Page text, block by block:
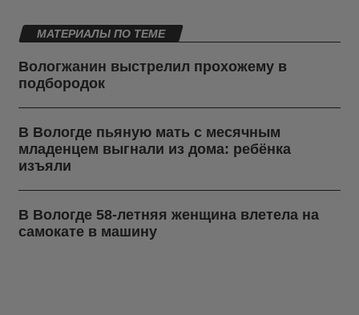
МАТЕРИАЛЫ ПО ТЕМЕ
Вологжанин выстрелил прохожему в
подбородок
В Вологде пьяную мать с месячным
младенцем выгнали из дома: ребёнка
изъяли
В Вологде 58-летняя женщина влетела на
самокате в машину